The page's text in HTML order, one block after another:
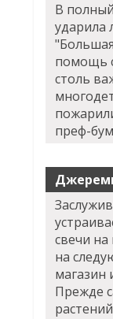
В
ударила
помощь
столь
преф-
свечи
на
магазин
Прежде